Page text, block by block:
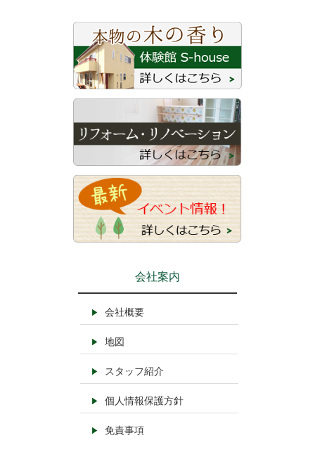
会社案内
会社概要
地図
スタッフ紹介
個人情報保護方針
免責事項